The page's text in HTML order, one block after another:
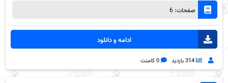
صفحات: 6
ادامه و دانلود
314 بازدید 0 کامنت